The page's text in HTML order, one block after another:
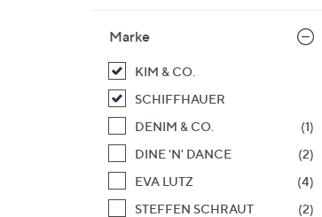
Marke
KIM & CO.
SCHIFFHAUER
DENIM & CO.
(1)
DINE 'N' DANCE
(2)
EVA LUTZ
(4)
STEFFEN SCHRAUT
(2)